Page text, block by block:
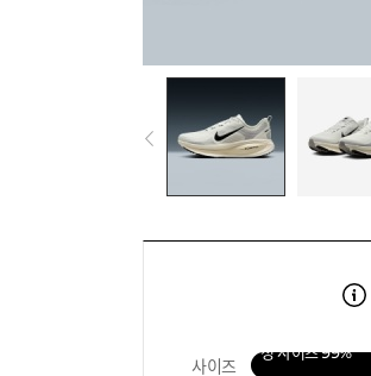
사이즈
정 사이즈99%